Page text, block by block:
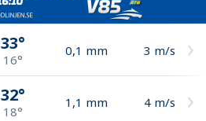
33°
16°
0,1 mm 3 m/s
32°
18°
1,1 mm 4 m/s